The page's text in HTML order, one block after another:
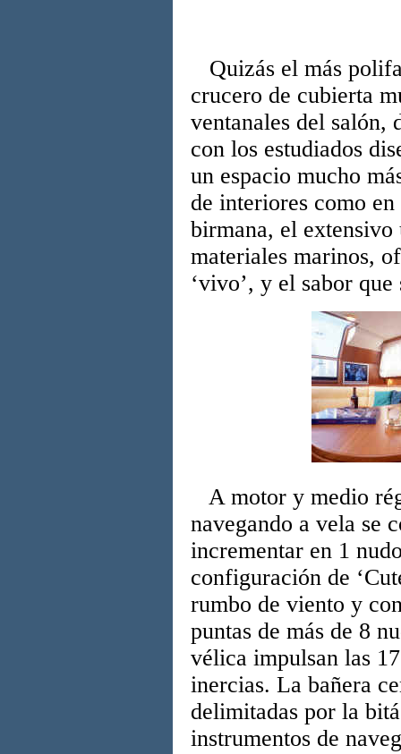
Quizás el más
crucero de cubierta
ventanales del salón,
con los estudiados
un espacio mucho
de interiores como
birmana, el extensivo
materiales marinos,
‘vivo’, y el sabor
A motor y medio
navegando a vela se
incrementar en 1
configuración de
rumbo de viento y
puntas de más de 8
vélica impulsan las
inercias. La bañera
delimitadas por la
instrumentos de